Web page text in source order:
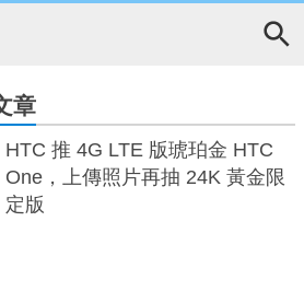
章
HTC 推 4G LTE 版琥珀金 HTC
One，上傳照片再抽 24K 黃金限
定版